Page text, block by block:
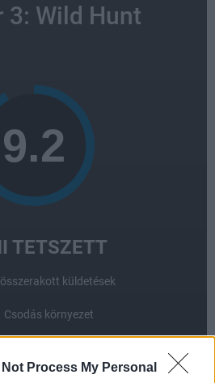
Not Process My Personal
3: Wild Hunt
TETSZETT
küldetések
Csodás környezet